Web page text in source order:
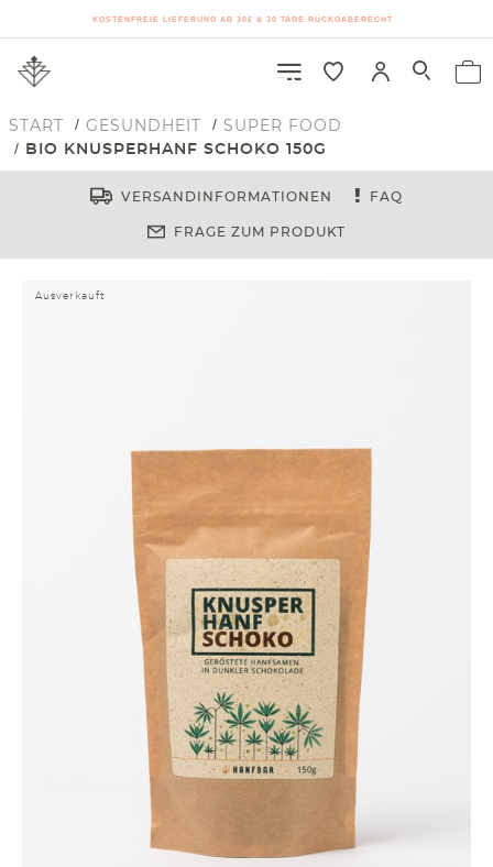
KOSTENFREIE LIEFERUNG AB 30€ & 30 TAGE RÜCKGABERECHT
START GESUNDHEIT SUPER FOOD
BIO KNUSPERHANF SCHOKO 150G
VERSANDINFORMATIONEN FAQ
FRAGE ZUM PRODUKT
Ausverkauft